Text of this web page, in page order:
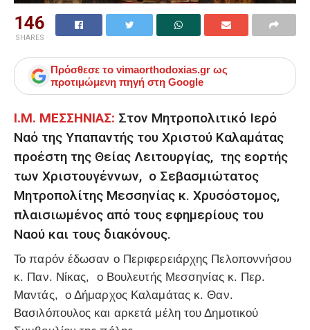
146
SHARES
Πρόσθεσε το vimaorthodoxias.gr ως
προτιμώμενη πηγή στη Google
Ι.Μ. ΜΕΣΣΗΝΙΑΣ: Στον Μητροπολιτικό Ιερό
Ναό της Υπαπαντής του Χριστού Καλαμάτας
προέστη της Θείας Λειτουργίας, της εορτής
των Χριστουγέννων, ο Σεβασμιώτατος
Μητροπολίτης Μεσσηνίας κ. Χρυσόστομος,
πλαισιωμένος από τους εφημερίους του
Ναού και τους διακόνους.
Το παρόν έδωσαν ο Περιφερειάρχης Πελοποννήσου
κ. Παν. Νίκας, ο Βουλευτής Μεσσηνίας κ. Περ.
Μαντάς, ο Δήμαρχος Καλαμάτας κ. Θαν.
Βασιλόπουλος και αρκετά μέλη του Δημοτικού